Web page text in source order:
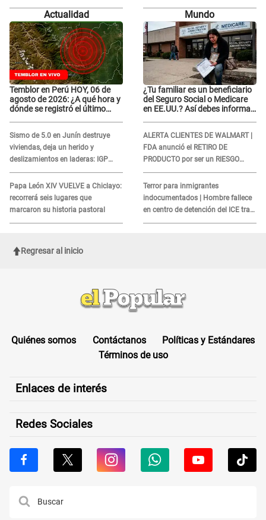
"Dolores muy fuertes..."
"Dolores muy fuertes..."
Actualidad
Temblor en Perú HOY, 06 de
agosto de 2026: ¿A qué hora y
dónde se registró el último
Sismo de 5.0 en Junín destruye
viviendas, deja un herido y
deslizamientos en laderas: IGP
alerta sobre posibles réplicas
Papa León XIV VUELVE a Chiclayo:
recorrerá seis lugares que
marcaron su historia pastoral
Mundo
¿Tu familiar es un beneficiario
del Seguro Social o Medicare
en EE.UU.? Así debes informar
ALERTA CLIENTES DE WALMART |
FDA anunció el RETIRO DE
PRODUCTO por ser un RIESGO
MORTAL para consumidores: ¿Cuál
es?
Terror para inmigrantes
indocumentados | Hombre fallece
en centro de detención del ICE tras
sufrir una "emergencia médica"
Regresar al inicio
Quiénes somos Contáctanos
Políticas y Estándares
Términos de uso
Enlaces de interés
Redes Sociales